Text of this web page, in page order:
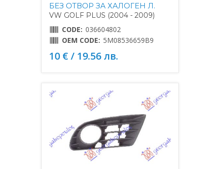
БЕЗ ОТВОР ЗА ХАЛОГЕН Л.
VW GOLF PLUS (2004 - 2009)
CODE: 036604802
OEM CODE: 5M08536659B9
10 € / 19.56 лв.